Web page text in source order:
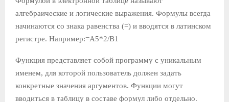
алгебраические и логические выражения. Формулы всегда
начинаются со знака равенства (=) и вводятся в латинском
регистре. Например:=А5*2/В1
Функция представляет собой программу с уникальным
именем, для которой пользователь должен задать
конкретные значения аргументов. Функции могут
вводиться в таблицу в составе формул либо отдельно.